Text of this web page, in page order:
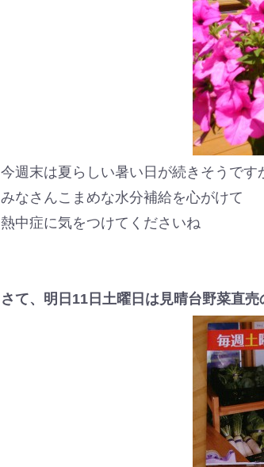
今週末は夏らしい暑い日が続きそうです
みなさんこまめな水分補給を心がけて
熱中症に気をつけてくださいね
さて、明日11日土曜日は見晴台野菜直売